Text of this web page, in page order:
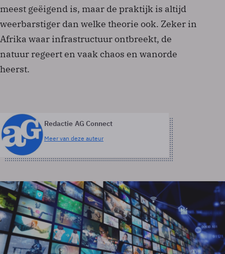
meest geëigend is, maar de praktijk is altijd
weerbarstiger dan welke theorie ook. Zeker in
Afrika waar infrastructuur ontbreekt, de
natuur regeert en vaak chaos en wanorde
heerst.
Redactie AG Connect
Meer van deze auteur